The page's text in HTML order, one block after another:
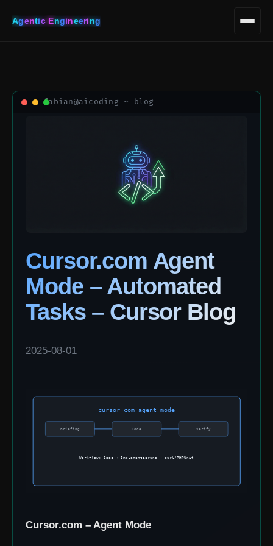
Agentic Engineering
Cursor.com Agent
Mode – Automated
Tasks – Cursor Blog
2025-08-01
Cursor.com – Agent Mode